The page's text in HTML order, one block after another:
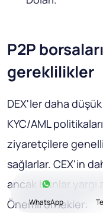
P2P
gereklilikler
DEX'ler daha
KYC/AML
ziyaretçilere
sağlarlar. CEX'in
ancak bunlar yargı
Önemli örnekler:
WhatsApp